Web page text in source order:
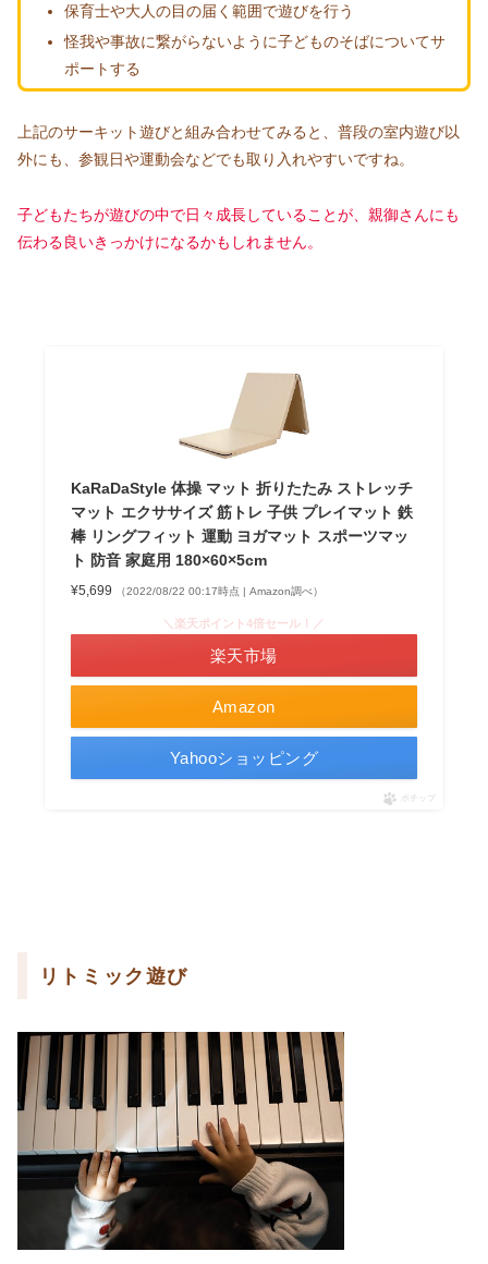
保育士や大人の目の届く範囲で遊びを行う
怪我や事故に繋がらないように子どものそばについてサ
ポートする
上記のサーキット遊びと組み合わせてみると、普段の室内遊び以
外にも、参観日や運動会などでも取り入れやすいですね。
子どもたちが遊びの中で日々成長していることが、親御さんにも
伝わる良いきっかけになるかもしれません。
KaRaDaStyle 体操 マット 折りたたみ ストレッチ
マット エクササイズ 筋トレ 子供 プレイマット 鉄
棒 リングフィット 運動 ヨガマット スポーツマッ
ト 防音 家庭用 180×60×5cm
¥5,699 （2022/08/22 00:17時点 | Amazon調べ）
Amazon
＼楽天ポイント4倍セール！／
楽天市場
Yahooショッピング
ポチップ
リトミック遊び